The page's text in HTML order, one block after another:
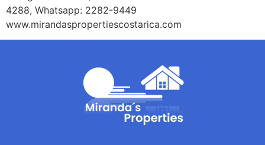
4288, Whatsapp: 2282-9449
www.mirandaspropertiescostarica.com